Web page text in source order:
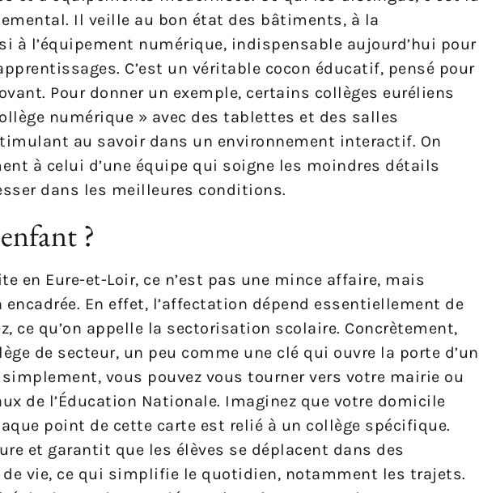
Il veille au bon état des bâtiments, à la
à l’équipement numérique, indispensable aujourd’hui pour
C’est un véritable cocon éducatif, pensé pour
Pour donner un exemple, certains collèges euréliens
numérique » avec des tablettes et des salles
au savoir dans un environnement interactif. On
à celui d’une équipe qui soigne les moindres détails
dans les meilleures conditions.
?
en Eure-et-Loir, ce n’est pas une mince affaire, mais
En effet, l’affectation dépend essentiellement de
ce qu’on appelle la sectorisation scolaire. Concrètement,
de secteur, un peu comme une clé qui ouvre la porte d’un
vous pouvez vous tourner vers votre mairie ou
de l’Éducation Nationale. Imaginez que votre domicile
point de cette carte est relié à un collège spécifique.
et garantit que les élèves se déplacent dans des
vie, ce qui simplifie le quotidien, notamment les trajets.